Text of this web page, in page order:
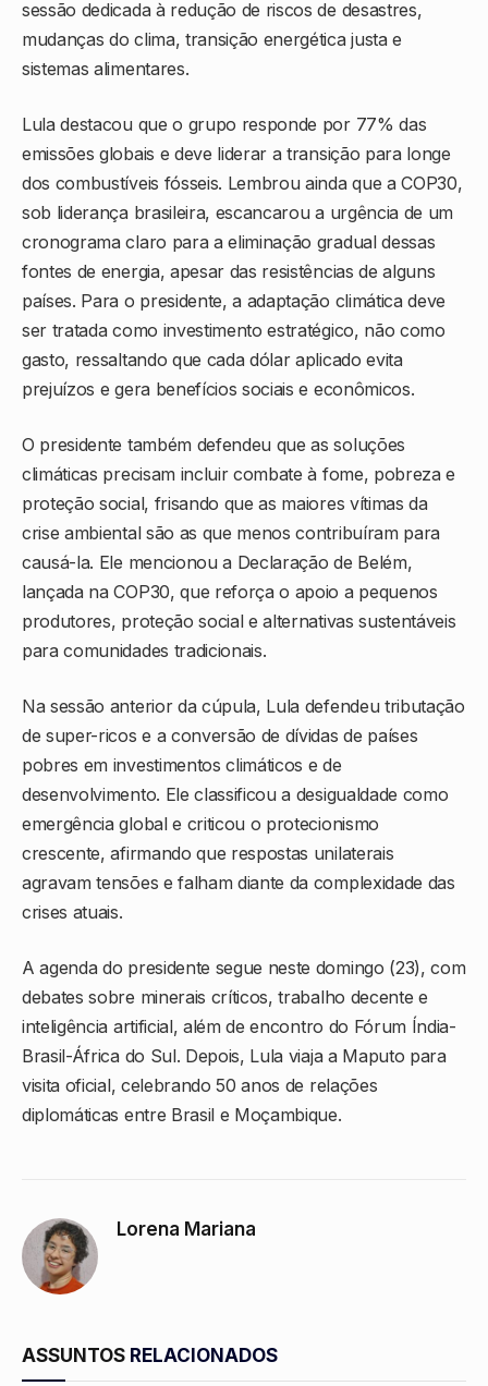
sessão dedicada à redução de riscos de desastres,
mudanças do clima, transição energética justa e
sistemas alimentares.
Lula destacou que o grupo responde por 77% das
emissões globais e deve liderar a transição para longe
dos combustíveis fósseis. Lembrou ainda que a COP30,
sob liderança brasileira, escancarou a urgência de um
cronograma claro para a eliminação gradual dessas
fontes de energia, apesar das resistências de alguns
países. Para o presidente, a adaptação climática deve
ser tratada como investimento estratégico, não como
gasto, ressaltando que cada dólar aplicado evita
prejuízos e gera benefícios sociais e econômicos.
O presidente também defendeu que as soluções
climáticas precisam incluir combate à fome, pobreza e
proteção social, frisando que as maiores vítimas da
crise ambiental são as que menos contribuíram para
causá-la. Ele mencionou a Declaração de Belém,
lançada na COP30, que reforça o apoio a pequenos
produtores, proteção social e alternativas sustentáveis
para comunidades tradicionais.
Na sessão anterior da cúpula, Lula defendeu tributação
de super-ricos e a conversão de dívidas de países
pobres em investimentos climáticos e de
desenvolvimento. Ele classificou a desigualdade como
emergência global e criticou o protecionismo
crescente, afirmando que respostas unilaterais
agravam tensões e falham diante da complexidade das
crises atuais.
A agenda do presidente segue neste domingo (23), com
debates sobre minerais críticos, trabalho decente e
inteligência artificial, além de encontro do Fórum Índia-
Brasil-África do Sul. Depois, Lula viaja a Maputo para
visita oficial, celebrando 50 anos de relações
diplomáticas entre Brasil e Moçambique.
Lorena Mariana
ASSUNTOS RELACIONADOS